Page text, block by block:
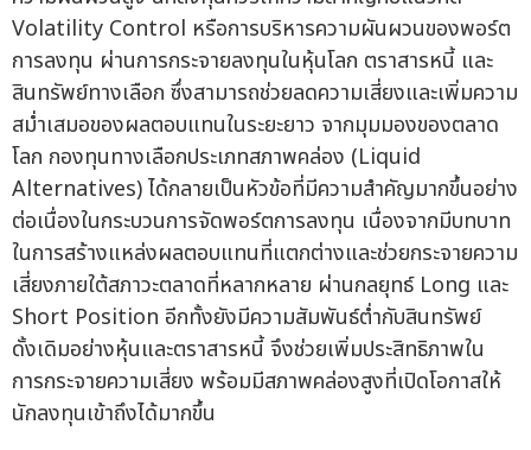
Volatility Control หรือการบริหารความผันผวนของพอร์ต
การลงทุน ผ่านการกระจายลงทุนในหุ้นโลก ตราสารหนี้ และ
สินทรัพย์ทางเลือก ซึ่งสามารถช่วยลดความเสี่ยงและเพิ่มความ
สม่ำเสมอของผลตอบแทนในระยะยาว จากมุมมองของตลาด
โลก กองทุนทางเลือกประเภทสภาพคล่อง (Liquid
Alternatives) ได้กลายเป็นหัวข้อที่มีความสำคัญมากขึ้นอย่าง
ต่อเนื่องในกระบวนการจัดพอร์ตการลงทุน เนื่องจากมีบทบาท
ในการสร้างแหล่งผลตอบแทนที่แตกต่างและช่วยกระจายความ
เสี่ยงภายใต้สภาวะตลาดที่หลากหลาย ผ่านกลยุทธ์ Long และ
Short Position อีกทั้งยังมีความสัมพันธ์ต่ำกับสินทรัพย์
ดั้งเดิมอย่างหุ้นและตราสารหนี้ จึงช่วยเพิ่มประสิทธิภาพใน
การกระจายความเสี่ยง พร้อมมีสภาพคล่องสูงที่เปิดโอกาสให้
นักลงทุนเข้าถึงได้มากขึ้น